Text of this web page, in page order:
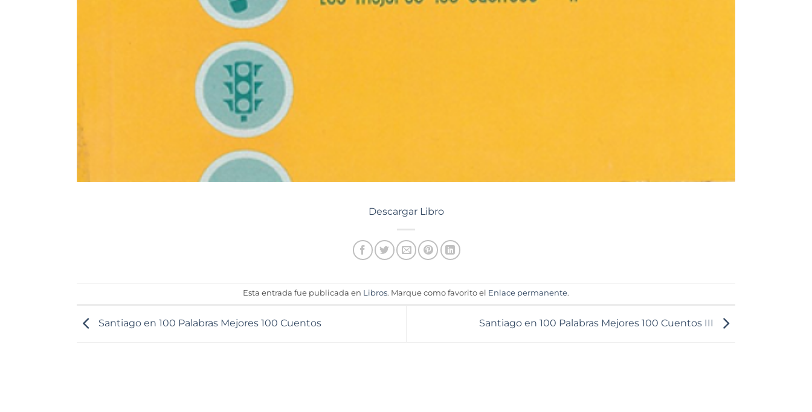
Descargar Libro
Esta entrada fue publicada en Libros. Marque como favorito el Enlace permanente.
Santiago en 100 Palabras Mejores 100 Cuentos Santiago en 100 Palabras Mejores 100 Cuentos III